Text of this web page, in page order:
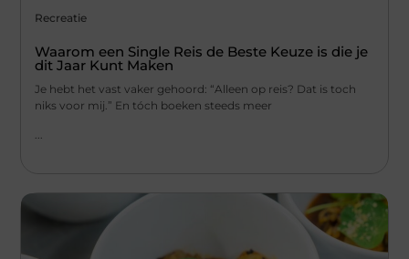
Recreatie
Waarom een Single Reis de Beste Keuze is die je
dit Jaar Kunt Maken
Je hebt het vast vaker gehoord: “Alleen op reis? Dat is toch
niks voor mij.” En tóch boeken steeds meer
...